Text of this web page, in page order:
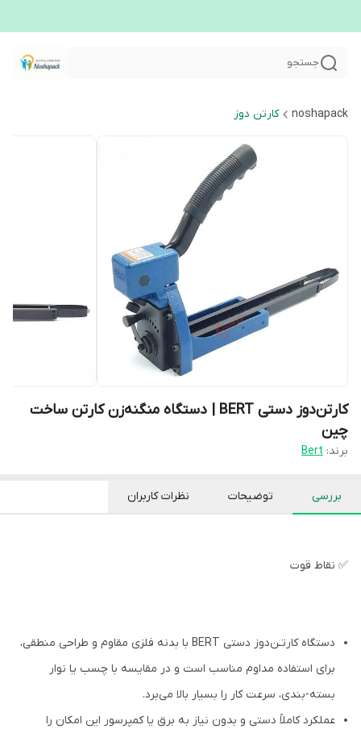
جستجو
noshapack کارتن دوز
کارتن‌دوز دستی BERT | دستگاه منگنه‌زن کارتن ساخت
چین
برند: Bert
بررسی توضیحات نظرات کاربران
✅ نقاط قوت
دستگاه کارتـن‌دوز دستی BERT با بدنه فلزی مقاوم و طراحی منطقی،
برای استفاده مداوم مناسب است و در مقایسه با چسب یا نوار
بسته‑بندی، سرعت کار را بسیار بالا می‌برد.
عملکرد کاملاً دستی و بدون نیاز به برق یا کمپرسور این امکان را